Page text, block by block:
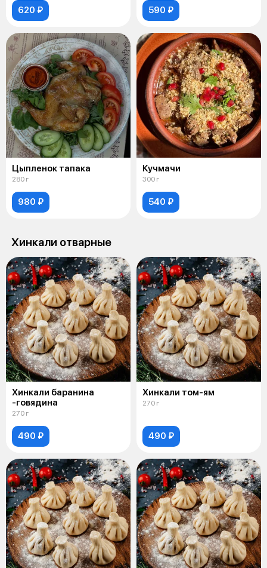
620 ₽ 590 ₽
Цыпленок тапака
280 г
980 ₽
Кучмачи
300 г
540 ₽
Хинкали отварные
Хинкали баранина
-говядина
270 г
490 ₽
Хинкали том-ям
270 г
490 ₽